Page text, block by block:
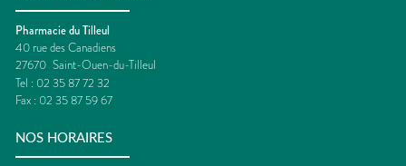
Pharmacie du Tilleul
40 rue des Canadiens
27670 Saint-Ouen-du-Tilleul
Tel : 02 35 87 72 32
Fax : 02 35 87 59 67
NOS HORAIRES